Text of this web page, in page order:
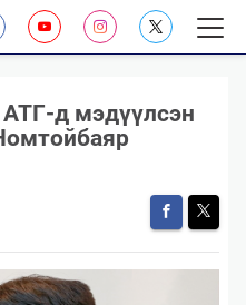
д мэдүүлсэн